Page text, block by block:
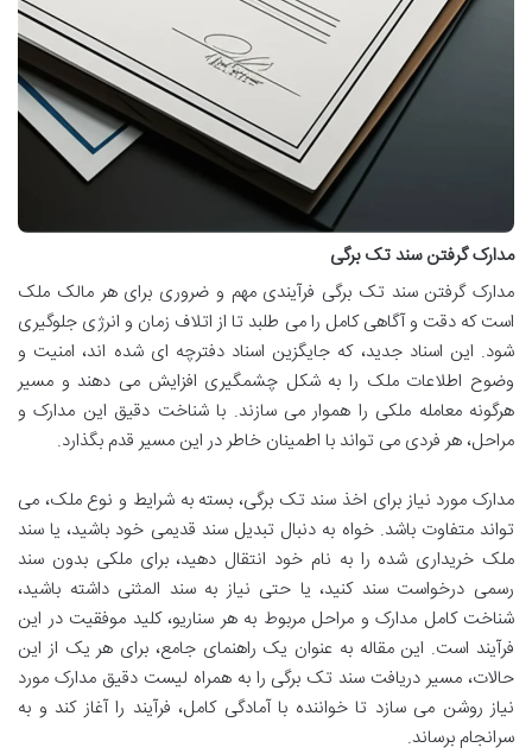
مدارک گرفتن سند تک برگی
مدارک گرفتن سند تک برگی فرآیندی مهم و ضروری برای هر مالک ملک
است که دقت و آگاهی کامل را می طلبد تا از اتلاف زمان و انرژی جلوگیری
شود. این اسناد جدید، که جایگزین اسناد دفترچه ای شده اند، امنیت و
وضوح اطلاعات ملک را به شکل چشمگیری افزایش می دهند و مسیر
هرگونه معامله ملکی را هموار می سازند. با شناخت دقیق این مدارک و
مراحل، هر فردی می تواند با اطمینان خاطر در این مسیر قدم بگذارد.
مدارک مورد نیاز برای اخذ سند تک برگی، بسته به شرایط و نوع ملک، می
تواند متفاوت باشد. خواه به دنبال تبدیل سند قدیمی خود باشید، یا سند
ملک خریداری شده را به نام خود انتقال دهید، برای ملکی بدون سند
رسمی درخواست سند کنید، یا حتی نیاز به سند المثنی داشته باشید،
شناخت کامل مدارک و مراحل مربوط به هر سناریو، کلید موفقیت در این
فرآیند است. این مقاله به عنوان یک راهنمای جامع، برای هر یک از این
حالات، مسیر دریافت سند تک برگی را به همراه لیست دقیق مدارک مورد
نیاز روشن می سازد تا خواننده با آمادگی کامل، فرآیند را آغاز کند و به
سرانجام برساند.